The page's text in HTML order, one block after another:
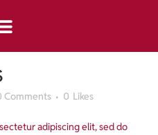
Comments 0 Likes
adipiscing elit, sed do